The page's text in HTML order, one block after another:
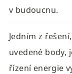
v budoucnu.
Jedním z
uvedené body,
řízení energie